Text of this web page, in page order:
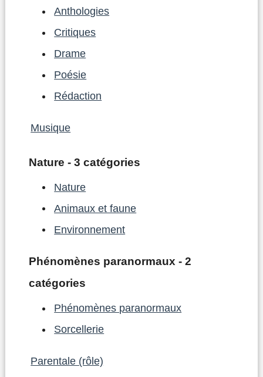
Anthologies
Critiques
Drame
Poésie
Rédaction
Musique
Nature - 3 catégories
Nature
Animaux et faune
Environnement
Phénomènes paranormaux - 2
catégories
Phénomènes paranormaux
Sorcellerie
Parentale (rôle)